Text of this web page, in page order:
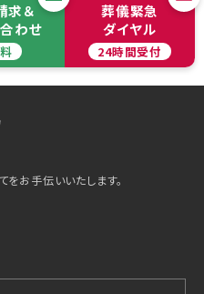
求＆
わせ
葬儀緊急
ダイヤル
24時間受付
をお手伝いいたします。